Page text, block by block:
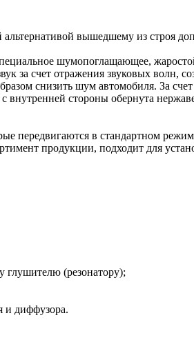
вышедшему из строя
шумопоглащающее,
за счет отражения звуковых волн,
снизить шум автомобиля. За
внутренней стороны обернута
передвигаются в стандартном
продукции, подходит для
глушителю (резонатору);
и диффузора.